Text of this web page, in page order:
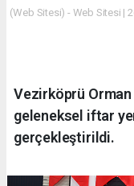
(Web Sitesi) - Web Sitesi |
Vezirköprü Orman
geleneksel iftar
gerçekleştirildi.